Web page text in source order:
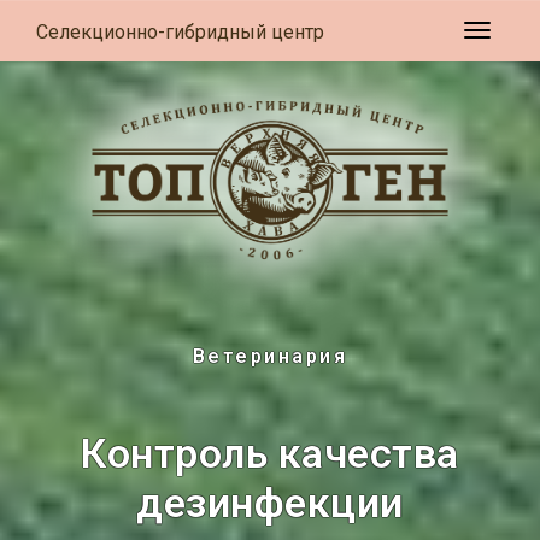
Селекционно-гибридный центр
Ветеринария
Контроль качества
дезинфекции